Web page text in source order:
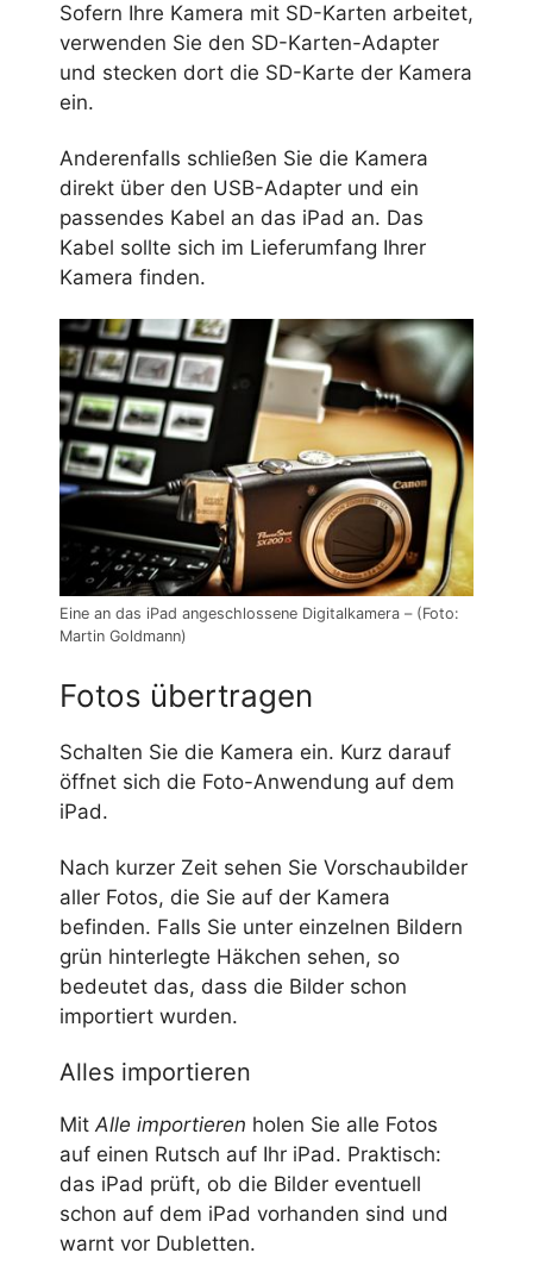
Sofern Ihre Kamera mit SD-Karten arbeitet,
verwenden Sie den SD-Karten-Adapter
und stecken dort die SD-Karte der Kamera
ein.
Anderenfalls schließen Sie die Kamera
direkt über den USB-Adapter und ein
passendes Kabel an das iPad an. Das
Kabel sollte sich im Lieferumfang Ihrer
Kamera finden.
Eine an das iPad angeschlossene Digitalkamera – (Foto:
Martin Goldmann)
Fotos übertragen
Schalten Sie die Kamera ein. Kurz darauf
öffnet sich die Foto-Anwendung auf dem
iPad.
Nach kurzer Zeit sehen Sie Vorschaubilder
aller Fotos, die Sie auf der Kamera
befinden. Falls Sie unter einzelnen Bildern
grün hinterlegte Häkchen sehen, so
bedeutet das, dass die Bilder schon
importiert wurden.
Alles importieren
MitAlle importieren holen Sie alle Fotos
auf einen Rutsch auf Ihr iPad. Praktisch:
das iPad prüft, ob die Bilder eventuell
schon auf dem iPad vorhanden sind und
warnt vor Dubletten.